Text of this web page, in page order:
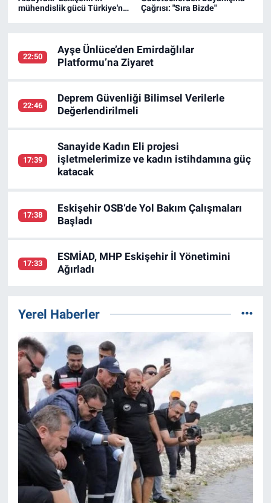
mühendislik gücü Türkiye'nin
Çağrısı: "Sıra Bizde"
22:50
Ayşe Ünlüce’den Emirdağlılar
Platformu’na Ziyaret
22:46
Deprem Güvenliği Bilimsel Verilerle
Değerlendirilmeli
17:39
Sanayide Kadın Eli projesi
işletmelerimize ve kadın istihdamına güç
katacak
17:38
Eskişehir OSB’de Yol Bakım Çalışmaları
Başladı
17:33
ESMİAD, MHP Eskişehir İl Yönetimini
Ağırladı
Yerel Haberler